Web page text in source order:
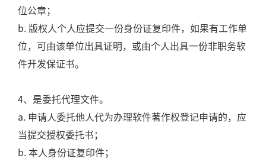
位公章；
b. 版权人个人应提交一份身份证复印件，如果有工作单
位，可由该单位出具证明，或由个人出具一份非职务软
件开发保证书。
4、是委托代理文件。
a. 申请人委托他人代为办理软件著作权登记申请的，应
当提交授权委托书；
b. 本人身份证复印件；